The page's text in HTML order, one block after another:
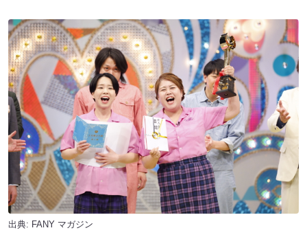
出典: FANY マガジン